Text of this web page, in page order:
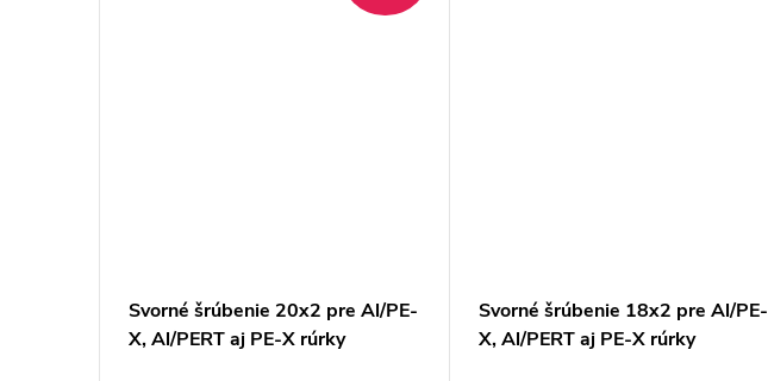
Svorné šrúbenie 20x2 pre Al/PE-
X, Al/PERT aj PE-X rúrky
Svorné šrúbenie 18x2 pre Al/PE-
X, Al/PERT aj PE-X rúrky